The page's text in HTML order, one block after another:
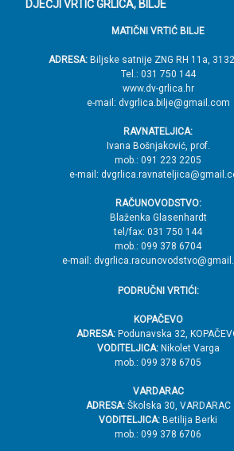
DJEČJI VRTIĆ GRLICA, BILJE
MATIČNI VRTIĆ BILJE
ADRESA: Biljske satnije ZNG RH 11a,
Tel.: 031 750 144
www.dv-grlica.hr
e-mail: dvgrlica.bilje@gmail.com
RAVNATELJICA:
Ivana Bošnjaković, prof.
mob.: 091 223 2205
e-mail:
RAČUNOVODSTVO:
Blaženka Glasenhardt
tel/fax: 031 750 144
mob.: 099 378 6704
e-mail:
PODRUČNI VRTIĆI:
KOPAČEVO
ADRESA: Podunavska 32,
VODITELJICA:Nikolet Varga
mob.: 099 378 6705
VARDARAC
ADRESA:Školska 30, VARDARAC
VODITELJICA: Betilija Berki
mob.: 099 378 6706